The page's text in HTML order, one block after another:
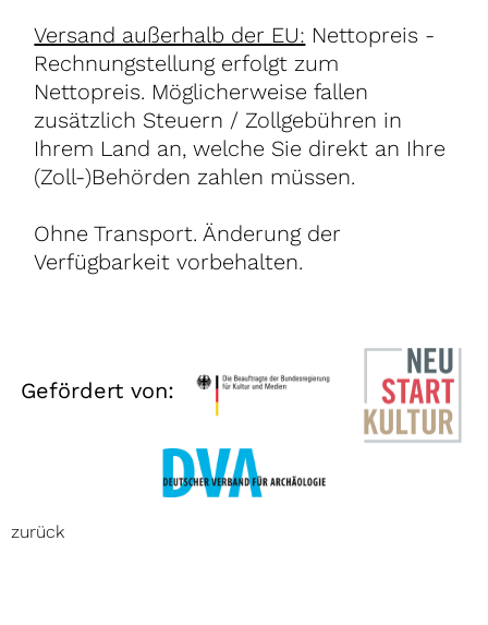
Versand außerhalb der EU: Nettopreis -
Rechnungstellung erfolgt zum
Nettopreis. Möglicherweise fallen
zusätzlich Steuern / Zollgebühren in
Ihrem Land an, welche Sie direkt an Ihre
(Zoll-)Behörden zahlen müssen.
Ohne Transport. Änderung der
Verfügbarkeit vorbehalten.
Gefördert von:
zurück